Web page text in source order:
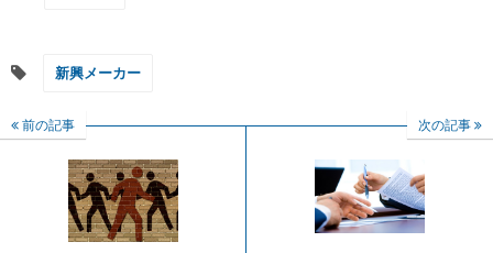
新興メーカー
前の記事 次の記事